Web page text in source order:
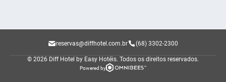
reservas@diffhotel.com.br (68) 3302-2300
© 2026 Diff Hotel by Easy Hotéis. Todos os direitos reservados.
Powered by